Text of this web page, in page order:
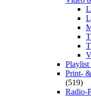
Playlist
Print-
(519)
Radio-